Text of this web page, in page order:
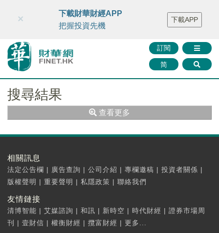
財華智庫網 FINTV FINMETA 財華證券 媒體矩陣
智庫沙龍
聯絡我們
訂閱
简
×
下載財華財經APP
把握投資先機
下載APP
搜尋結果
查看更多
相關訊息
法定公告欄 | 廣告查詢 | 公司介紹 | 專欄邀稿 | 投資者關係 |
版權聲明 | 重要聲明 | 私隱政策 | 聯絡我們
友情鏈接
清博智能 | 艾媒諮詢 | 和訊 | 新時空 | 時代財經 | 證券市場周
刊
| 壹財信 | 權衡財經 | 攬富財經 | 更多...